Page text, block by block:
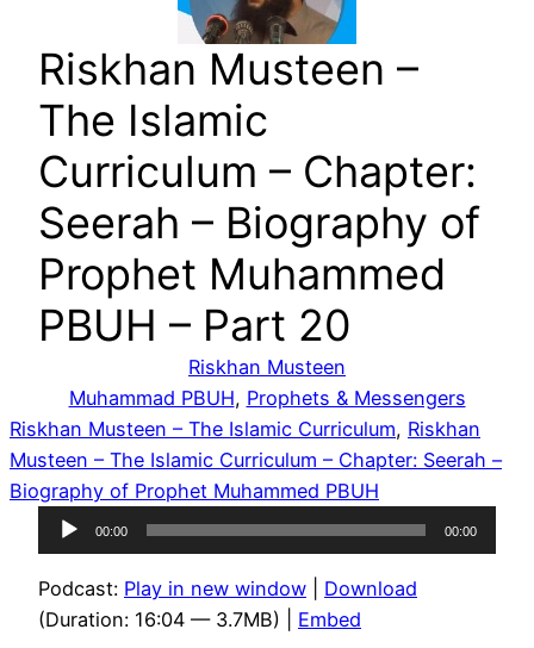
Riskhan Musteen –
The Islamic
Curriculum – Chapter:
Seerah – Biography of
Prophet Muhammed
PBUH – Part 20
Riskhan Musteen
Muhammad PBUH, Prophets & Messengers
Riskhan Musteen – The Islamic Curriculum, Riskhan
Musteen – The Islamic Curriculum – Chapter: Seerah –
Biography of Prophet Muhammed PBUH
Audio
Player
00:00 00:00
Podcast: Play in new window
Download
(Duration: 16:04 — 3.7MB) | Embed